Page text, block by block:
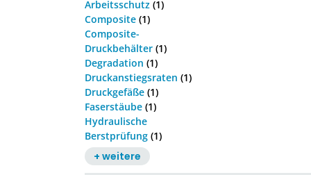
Arbeitsschutz (1)
Composite (1)
Composite-
Druckbehälter (1)
Degradation (1)
Druckanstiegsraten (1)
Druckgefäße (1)
Faserstäube (1)
Hydraulische
Berstprüfung (1)
+ weitere